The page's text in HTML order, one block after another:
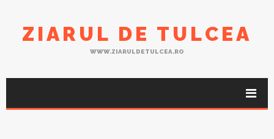
ZIARUL DE TULCEA
WWW.ZIARULDETULCEA.RO